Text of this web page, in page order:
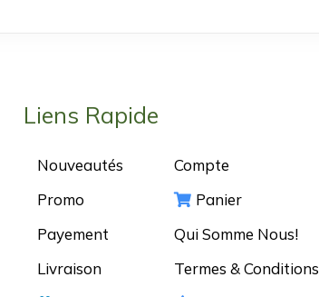
Liens Rapide
Nouveautés
Promo
Payement
Livraison
Compte
Panier
Qui Somme Nous!
Termes & Conditions